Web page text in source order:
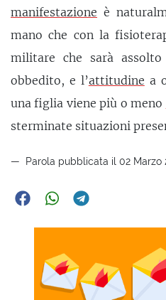
manifestazione è
mano che con la
militare che sarà
obbedito, e l’attitudine a
una figlia viene più o meno
sterminate situazioni
Parola pubblicata il 02 Marzo